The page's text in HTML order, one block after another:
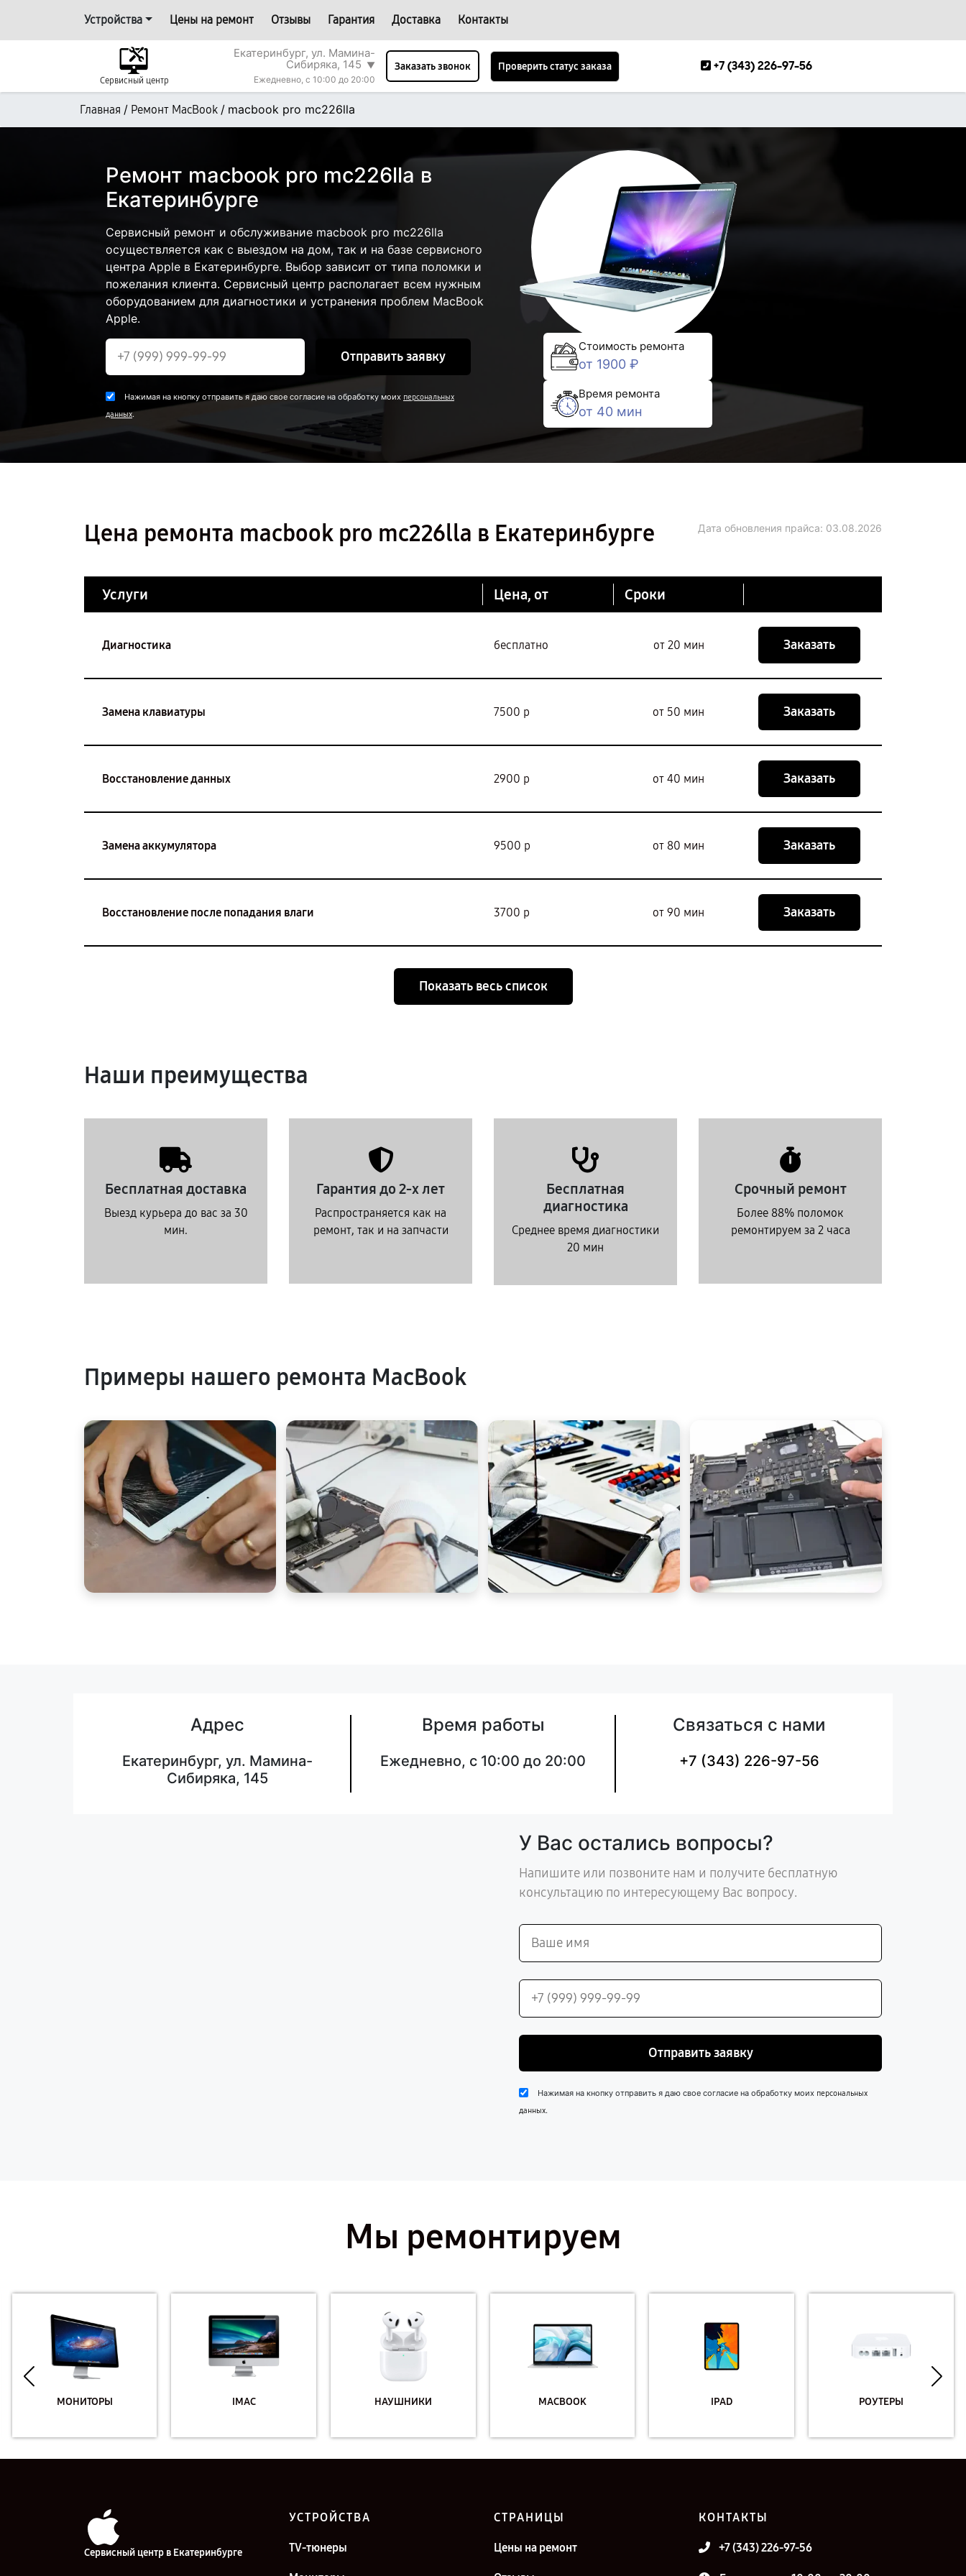
Устройства Цены на ремонт Отзывы Гарантия Доставка Контакты
Сервисный центр
Екатеринбург, ул. Мамина-
Сибиряка, 145 ▼
Ежедневно, с 10:00 до 20:00
Заказать звонок Проверить статус заказа +7 (343) 226-97-56
Главная / Ремонт MacBook / macbook pro mc226lla
Ремонт macbook pro mc226lla в
Екатеринбурге
Сервисный ремонт и обслуживание macbook pro mc226lla
осуществляется как с выездом на дом, так и на базе сервисного
центра Apple в Екатеринбурге. Выбор зависит от типа поломки и
пожелания клиента. Сервисный центр располагает всем нужным
оборудованием для диагностики и устранения проблем MacBook
Apple.
Отправить заявку
Нажимая на кнопку отправить я даю свое согласие на обработку моих персональных
данных.
Стоимость ремонта
от 1900 ₽
Время ремонта
от 40 мин
Цена ремонта macbook pro mc226lla в Екатеринбурге Дата обновления прайса: 03.08.2026
Услуги Цена, от Сроки
Диагностика бесплатно от 20 мин Заказать
Замена клавиатуры 7500 р от 50 мин Заказать
Восстановление данных 2900 р от 40 мин Заказать
Замена аккумулятора 9500 р от 80 мин Заказать
Восстановление после попадания влаги 3700 р от 90 мин Заказать
Показать весь список
Наши преимущества
Бесплатная доставка
Выезд курьера до вас за 30
мин.
Гарантия до 2-х лет
Распространяется как на
ремонт, так и на запчасти
Бесплатная
диагностика
Среднее время диагностики
20 мин
Срочный ремонт
Более 88% поломок
ремонтируем за 2 часа
Примеры нашего ремонта MacBook
Адрес
Екатеринбург, ул. Мамина-
Сибиряка, 145
Время работы
Ежедневно, с 10:00 до 20:00
Связаться с нами
+7 (343) 226-97-56
У Вас остались вопросы?
Напишите или позвоните нам и получите бесплатную
консультацию по интересующему Вас вопросу.
Отправить заявку
Нажимая на кнопку отправить я даю свое согласие на обработку моих персональных
данных.
Мы ремонтируем
МОНИТОРЫ IMAC НАУШНИКИ MACBOOK IPAD РОУТЕРЫ
Сервисный центр в Екатеринбурге
УСТРОЙСТВА
TV-тюнеры
СТРАНИЦЫ
Цены на ремонт
КОНТАКТЫ
+7 (343) 226-97-56